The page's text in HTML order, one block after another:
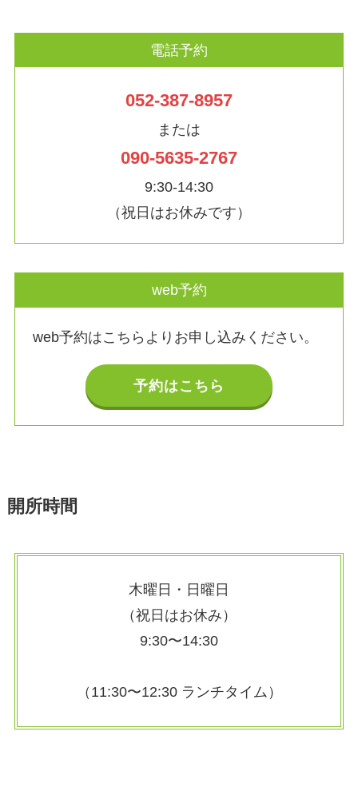
電話予約
052-387-8957
または
090-5635-2767
9:30-14:30
（祝日はお休みです）
web予約
web予約はこちらよりお申し込みください。
予約はこちら
開所時間
木曜日・日曜日
（祝日はお休み）
9:30〜14:30
（11:30〜12:30 ランチタイム）